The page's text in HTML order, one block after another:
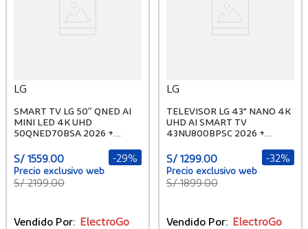
LG
SMART TV LG 50” QNED AI
MINI LED 4K UHD
50QNED70BSA 2026 +
S/ 1559.00 -29%
S/ 2199.00
Vendido Por: ElectroGo
LG
TELEVISOR LG 43" NANO 4K
UHD AI SMART TV
43NU800BPSC 2026 +
S/ 1299.00 -32%
S/ 1899.00
Vendido Por: ElectroGo